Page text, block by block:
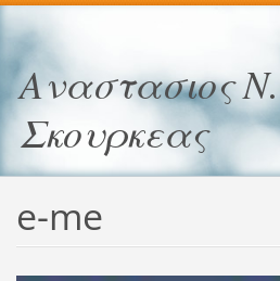
Αναστασιος Ν.
Σκουρκεας
e-me